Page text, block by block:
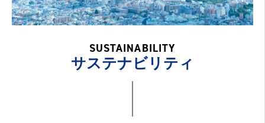
SUSTAINABILITY
サステナビリティ